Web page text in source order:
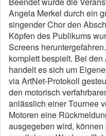
Angela Merkel durch ein
singender Chor den
Köpfen des Publikums
Screens
komplett bespielt. Bei
handelt es sich um
via ArtNet-Protokoll
den motorisch
anlässlich einer Tournee
Motoren eine
ausgegeben wird,